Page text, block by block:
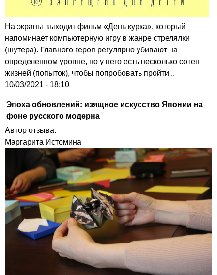
На экраны выходит фильм «День курка», который
напоминает компьютерную игру в жанре стрелялки
(шутера). Главного героя регулярно убивают на
определенном уровне, но у него есть несколько сотен
жизней (попыток), чтобы попробовать пройти...
10/03/2021 - 18:10
Эпоха обновлений: изящное искусство Японии на
фоне русского модерна
Автор отзыва:
Маргарита Истомина